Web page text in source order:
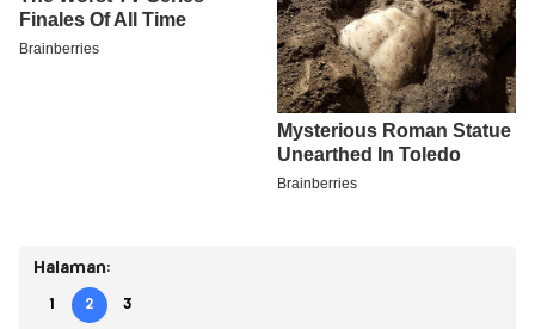
Halaman:
1 2 3